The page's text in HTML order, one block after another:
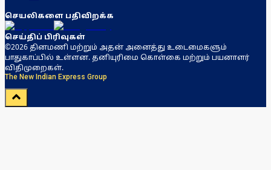
செயலிகளை பதிவிறக்க
செய்திப் பிரிவுகள்
©2026 தினமணி மற்றும் அதன் அனைத்து உடைமைகளும்
பாதுகாப்பில் உள்ளன. தனியுரிமை கொள்கை மற்றும் பயனாளர்
விதிமுறைகள்.
The New Indian Express Group